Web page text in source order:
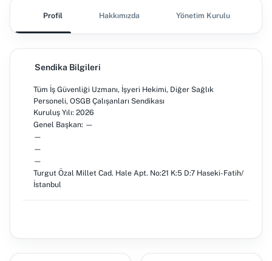
Profil Hakkımızda Yönetim Kurulu
Sendika Bilgileri
Tüm İş Güvenliği Uzmanı, İşyeri Hekimi, Diğer Sağlık
Personeli, OSGB Çalışanları Sendikası
Kuruluş Yılı: 2026
Genel Başkan: —
—
—
—
Turgut Özal Millet Cad. Hale Apt. No:21 K:5 D:7 Haseki-Fatih/
İstanbul